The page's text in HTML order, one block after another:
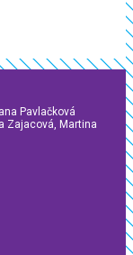
Pavlačková
Zajacová, Martina